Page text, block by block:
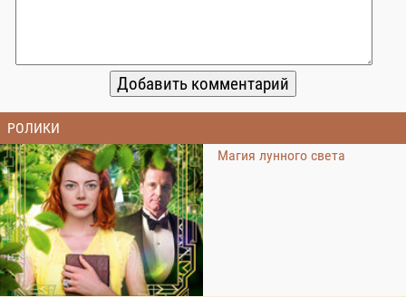
РОЛИКИ
Магия лунного света